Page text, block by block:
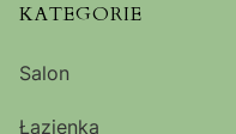
KATEGORIE
Salon
Łazienka